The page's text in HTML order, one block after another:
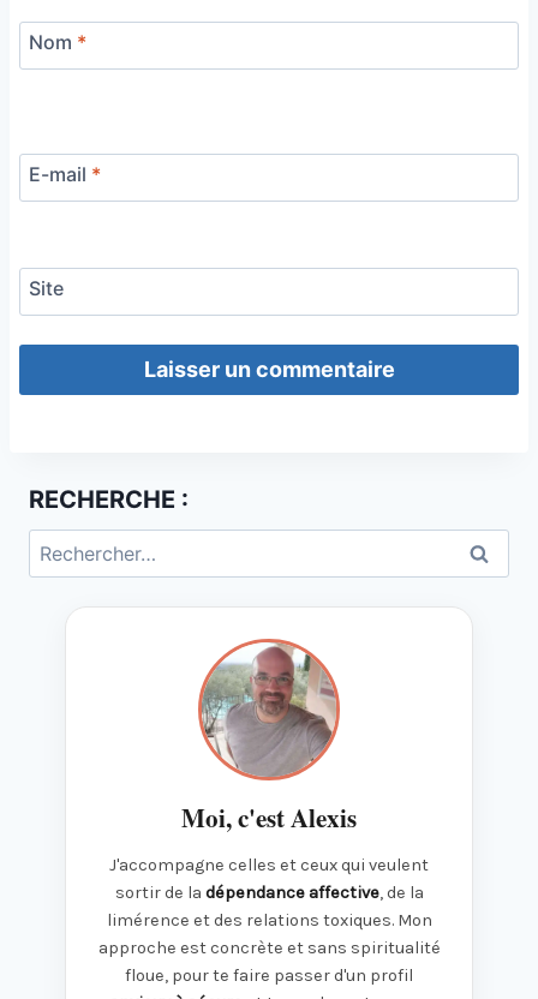
Nom *
E-mail *
Site
RECHERCHE :
Rechercher :
Moi, c'est Alexis
J'accompagne celles et ceux qui veulent
sortir de la dépendance affective, de la
limérence et des relations toxiques. Mon
approche est concrète et sans spiritualité
floue, pour te faire passer d'un profil